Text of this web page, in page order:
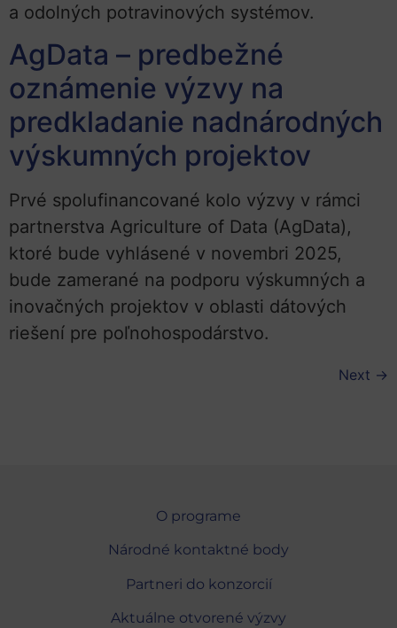
a odolných potravinových systémov.
AgData – predbežné
oznámenie výzvy na
predkladanie nadnárodných
výskumných projektov
Prvé spolufinancované kolo výzvy v rámci
partnerstva Agriculture of Data (AgData),
ktoré bude vyhlásené v novembri 2025,
bude zamerané na podporu výskumných a
inovačných projektov v oblasti dátových
riešení pre poľnohospodárstvo.
Next →
O programe
Národné kontaktné body
Partneri do konzorcií
Aktuálne otvorené výzvy